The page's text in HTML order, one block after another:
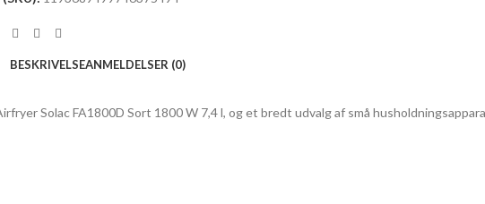
BESKRIVELSEANMELDELSER (0)
Solac FA1800D Sort 1800 W 7,4 l, og et bredt udvalg af små